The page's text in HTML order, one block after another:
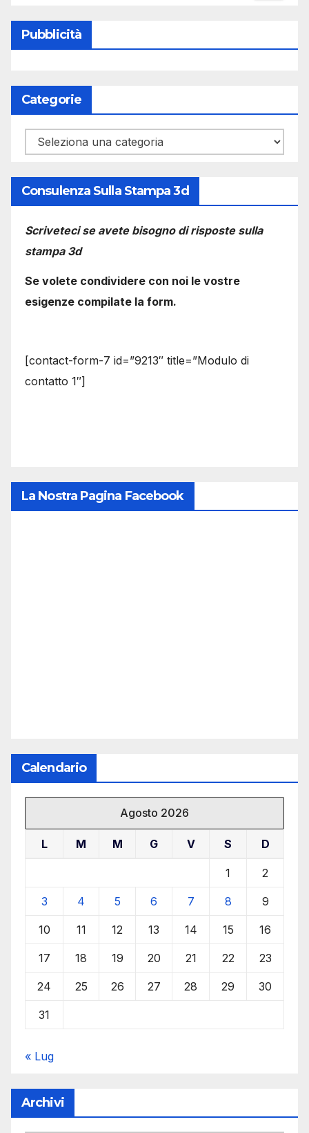
Pubblicità
Categorie
Categorie
Consulenza Sulla Stampa 3d
Scriveteci se avete bisogno di risposte sulla
stampa 3d
Se volete condividere con noi le vostre
esigenze compilate la form.
[contact-form-7 id=”9213″ title=”Modulo di
contatto 1″]
La Nostra Pagina Facebook
Calendario
Agosto 2026
L M M G V S D
1 2
3 4 5 6 7 8 9
10 11 12 13 14 15 16
17 18 19 20 21 22 23
24 25 26 27 28 29 30
31
« Lug
Archivi